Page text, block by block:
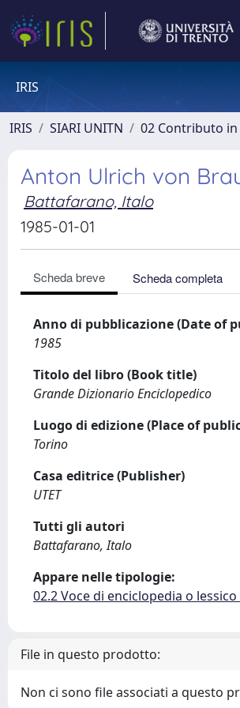
IRIS
IRIS SIARI UNITN 02 Contributo
Anton Ulrich von
Battafarano, Italo
1985-01-01
Scheda breve Scheda completa
Anno di pubblicazione (Date of
1985
Titolo del libro (Book title)
Grande Dizionario Enciclopedico
Luogo di edizione (Place of
Torino
Casa editrice (Publisher)
UTET
Tutti gli autori
Battafarano, Italo
Appare nelle tipologie:
02.2 Voce di enciclopedia o
File in questo prodotto:
Non ci sono file associati a questo